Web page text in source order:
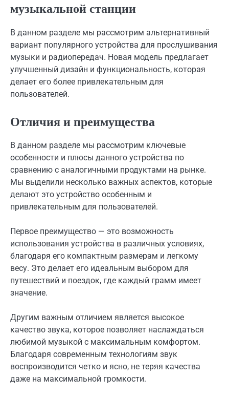
музыкальной станции
В данном разделе мы рассмотрим альтернативный
вариант популярного устройства для прослушивания
музыки и радиопередач. Новая модель предлагает
улучшенный дизайн и функциональность, которая
делает его более привлекательным для
пользователей.
Отличия и преимущества
В данном разделе мы рассмотрим ключевые
особенности и плюсы данного устройства по
сравнению с аналогичными продуктами на рынке.
Мы выделили несколько важных аспектов, которые
делают это устройство особенным и
привлекательным для пользователей.
Первое преимущество — это возможность
использования устройства в различных условиях,
благодаря его компактным размерам и легкому
весу. Это делает его идеальным выбором для
путешествий и поездок, где каждый грамм имеет
значение.
Другим важным отличием является высокое
качество звука, которое позволяет наслаждаться
любимой музыкой с максимальным комфортом.
Благодаря современным технологиям звук
воспроизводится четко и ясно, не теряя качества
даже на максимальной громкости.